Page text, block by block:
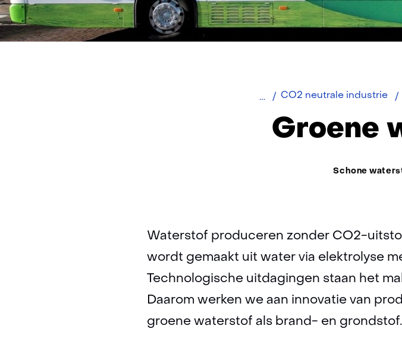
Home
DuurzaamCO2 neutrale industrie
Groene
Thema:
Schone
Waterstof produceren zonder CO2-
wordt gemaakt uit water via elektrolyse
Technologische uitdagingen staan het
Daarom werken we aan innovatie van
groene waterstof als brand- en grondstof.